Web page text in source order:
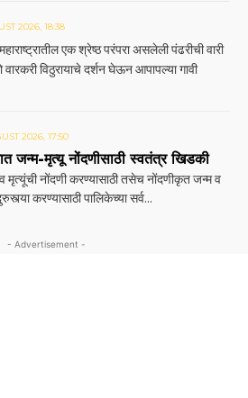
2026, 18:38
महाराष्ट्रातील एक श्रेष्ठ परंपरा असलेली पंढरीची वारी
विठुरायाचे दर्शन घेऊन आपापल्या गावी
2026, 17:50
जन्म-मृत्यू नोंदणीसाठी स्वतंत्र खिडकी
मृत्यूंची नोंदणी करण्यासाठी तसेच नोंदणीकृत जन्म व
करण्यासाठी पालिकेच्या सर्व...
- Advertisement -